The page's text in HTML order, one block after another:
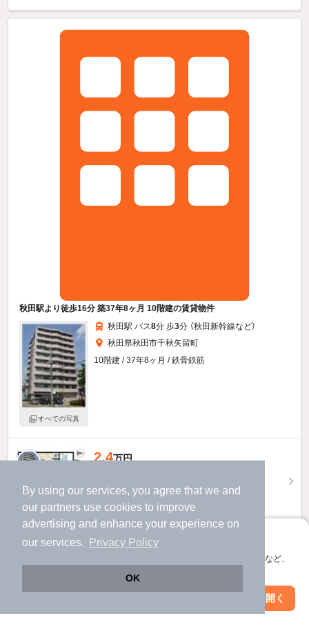
By using our services, you agree that we and
our partners use cookies to improve
advertising and enhance your experience on
our services.
Privacy Policy
OK
アプリに切り替えて、サクサクお部屋探し
会員登録なしですぐ使える。マップ検索やお気に入り保存など、
アプリを開く
秋田駅より徒歩16分 築37年8ヶ月 10階建の賃貸物件
すべての写真
秋田駅 バス8分 歩3分 （秋田新幹線など）
秋田県秋田市千秋矢留町
10階建 / 37年8ヶ月 / 鉄骨鉄筋
2.4万円
敷 不要 礼 不要
8階 / 1R / 18.09㎡
お問い合わせ
提供
絞り込み条件を変更